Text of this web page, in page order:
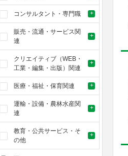
コンサルタント・専門職
販売・流通・サービス関
連
クリエイティブ（WEB・
工業・編集・出版）関連
医療・福祉・保育関連
運輸・設備・農林水産関
連
教育・公共サービス・そ
の他